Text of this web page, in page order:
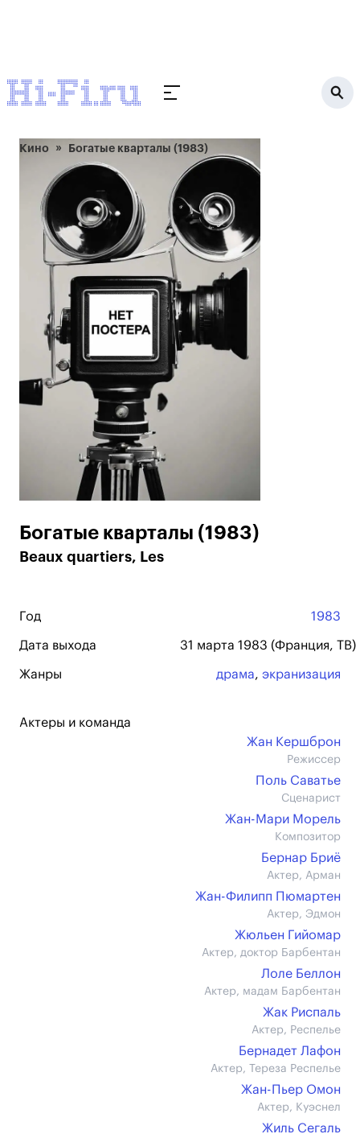
Кино Богатые кварталы (1983)
Богатые кварталы (1983)
Beaux quartiers, Les
Год 1983
Дата выхода 31 марта 1983 (Франция, ТВ)
Жанры драма, экранизация
Актеры и команда
Жан Кершброн
Режиссер
Поль Саватье
Сценарист
Жан-Мари Морель
Композитор
Бернар Бриё
Актер, Арман
Жан-Филипп Пюмартен
Актер, Эдмон
Жюльен Гийомар
Актер, доктор Барбентан
Лоле Беллон
Актер, мадам Барбентан
Жак Риспаль
Актер, Респелье
Бернадет Лафон
Актер, Тереза Респелье
Жан-Пьер Омон
Актер, Куэснел
Жиль Сегаль